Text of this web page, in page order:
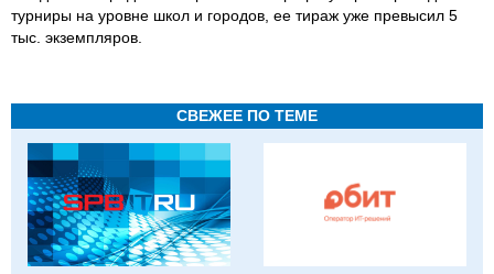
турниры на уровне школ и городов, ее тираж уже превысил 5
тыс. экземпляров.
СВЕЖЕЕ ПО ТЕМЕ